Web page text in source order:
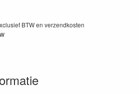
BTW en verzendkosten